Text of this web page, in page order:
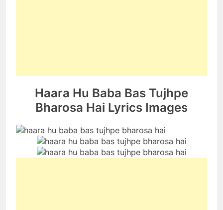
Haara Hu Baba Bas Tujhpe
Bharosa Hai Lyrics Images